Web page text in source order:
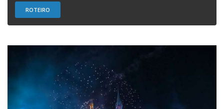
ROTEIRO